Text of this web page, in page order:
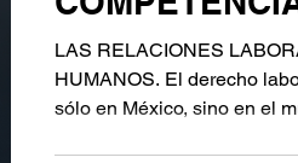
LAS RELACIONES
HUMANOS. El derecho
sólo en México, sino en el